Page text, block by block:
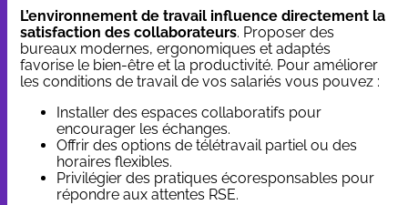
L’environnement de travail influence directement la
satisfaction des collaborateurs. Proposer des
bureaux modernes, ergonomiques et adaptés
favorise le bien-être et la productivité. Pour améliorer
les conditions de travail de vos salariés vous pouvez :
Installer des espaces collaboratifs pour
encourager les échanges.
Offrir des options de télétravail partiel ou des
horaires flexibles.
Privilégier des pratiques écoresponsables pour
répondre aux attentes RSE.